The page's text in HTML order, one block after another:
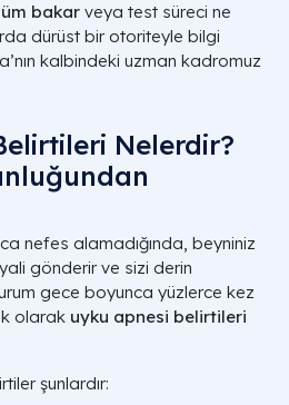
bakar veya test süreci ne
dürüst bir otoriteyle bilgi
kalbindeki uzman kadromuz
Nelerdir?
nefes alamadığında, beyniniz
gönderir ve sizi derin
gece boyunca yüzlerce kez
olarak uyku apnesi belirtileri
şunlardır: